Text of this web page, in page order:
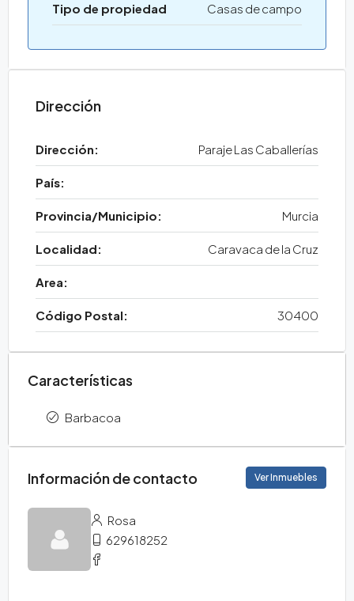
Tipo de propiedad Casas de campo
Dirección
Dirección: Paraje Las Caballerías
País:
Provincia/Municipio: Murcia
Localidad: Caravaca de la Cruz
Area:
Código Postal: 30400
Características
Barbacoa
Información de contacto Ver Inmuebles
Rosa
629618252